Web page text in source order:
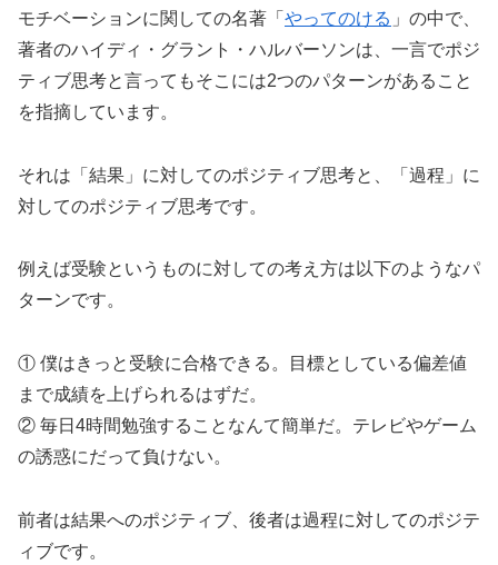
モチベーションに関しての名著「 やってのける 」の中で、
著者のハイディ・グラント・ハルバーソンは、一言でポジ
ティブ思考と言ってもそこには2つのパターンがあること
を指摘しています。
それは「結果」に対してのポジティブ思考と、「過程」に
対してのポジティブ思考です。
例えば受験というものに対しての考え方は以下のようなパ
ターンです。
① 僕はきっと受験に合格できる。目標としている偏差値
まで成績を上げられるはずだ。
② 毎日4時間勉強することなんて簡単だ。テレビやゲーム
の誘惑にだって負けない。
前者は結果へのポジティブ、後者は過程に対してのポジテ
ィブです。